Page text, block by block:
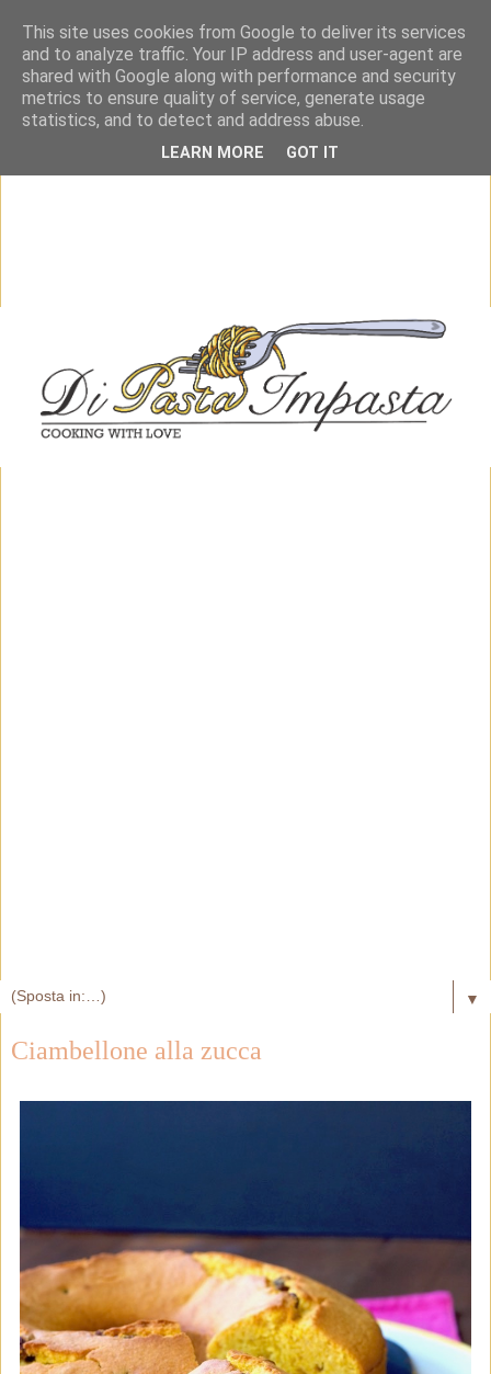
▼
Ciambellone alla zucca
This site uses cookies from Google to deliver its services
and to analyze traffic. Your IP address and user-agent are
shared with Google along with performance and security
metrics to ensure quality of service, generate usage
statistics, and to detect and address abuse.
LEARN MORE GOT IT